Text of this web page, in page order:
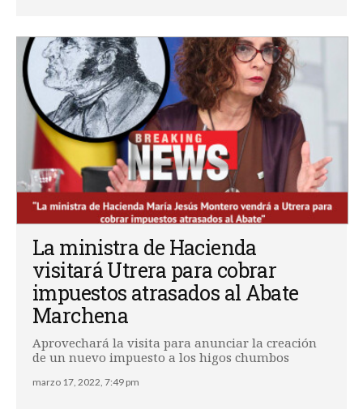
La ministra de Hacienda
visitará Utrera para cobrar
impuestos atrasados al Abate
Marchena
Aprovechará la visita para anunciar la creación
de un nuevo impuesto a los higos chumbos
marzo 17, 2022, 7:49 pm